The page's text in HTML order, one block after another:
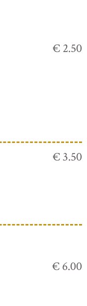
€ 2.50
€ 3.50
€ 6.00